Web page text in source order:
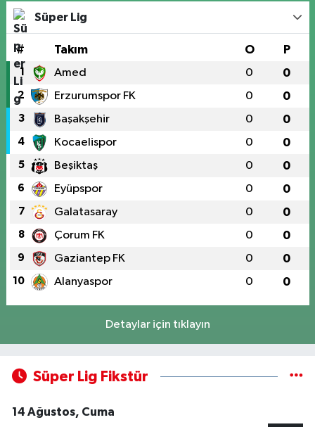
Süper Lig
# Takım O P
1 Amed 0 0
2 Erzurumspor FK 0 0
3 Başakşehir 0 0
4 Kocaelispor 0 0
5 Beşiktaş 0 0
6 Eyüpspor 0 0
7 Galatasaray 0 0
8 Çorum FK 0 0
9 Gaziantep FK 0 0
10 Alanyaspor 0 0
Detaylar için tıklayın
Süper Lig Fikstür
14 Ağustos, Cuma